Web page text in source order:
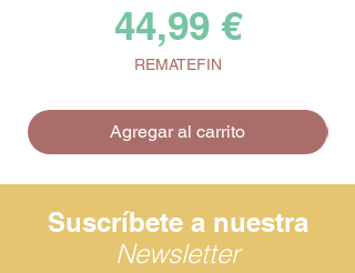
Precio
44,99 €
REMATEFIN
Agregar al carrito
Suscríbete a nuestra
Newsletter